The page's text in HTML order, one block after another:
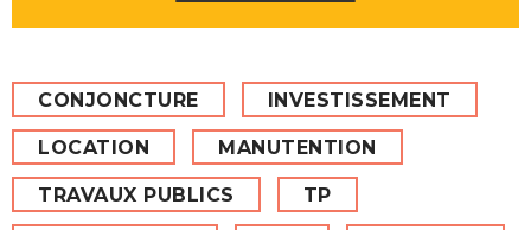
CONJONCTURE INVESTISSEMENT
LOCATION MANUTENTION
TRAVAUX PUBLICS TP